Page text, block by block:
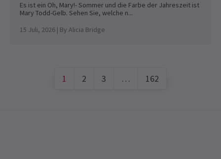
Es ist ein Oh, Mary!- Sommer und die Farbe der Jahreszeit ist
Mary Todd-Gelb. Sehen Sie, welche n...
15 Juli, 2026 | By Alicia Bridge
1 2 3 … 162